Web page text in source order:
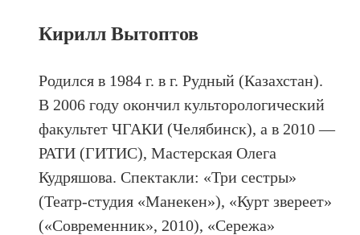
Кирилл Вытоптов
Родился в 1984 г. в г. Рудный (Казахстан).
В 2006 году окончил культорологический
факультет ЧГАКИ (Челябинск), а в 2010 —
РАТИ (ГИТИС), Мастерская Олега
Кудряшова. Спектакли: «Три сестры»
(Театр-студия «Манекен»), «Курт звереет»
(«Современник», 2010), «Сережа»